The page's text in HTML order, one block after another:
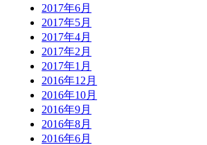
2017年6月
2017年5月
2017年4月
2017年2月
2017年1月
2016年12月
2016年10月
2016年9月
2016年8月
2016年6月